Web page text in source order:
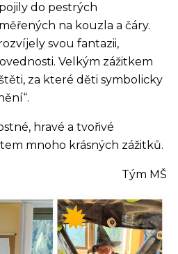
do pestrých
na kouzla a čáry.
svou fantazii,
Velkým zážitkem
za které děti symbolicky
hravé a tvořivé
mnoho krásných zážitků.
Tým MŠ